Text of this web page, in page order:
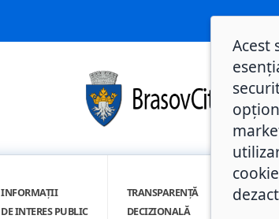
INFORMAȚII
DE INTERES PUBLIC
TRANSPARENȚĂ
DECIZIONALĂ
Acest